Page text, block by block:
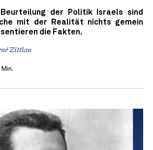
der Politik Israels sind
mit der Realität nichts gemein
die Fakten.
Zittlau
Min.